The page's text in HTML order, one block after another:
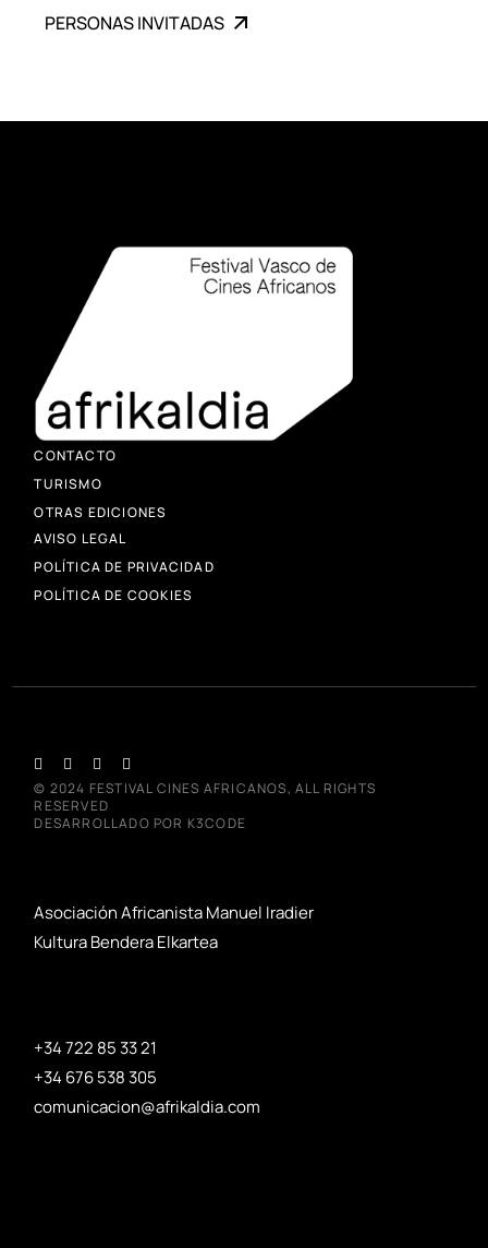
PERSONAS INVITADAS
CONTACTO
TURISMO
OTRAS EDICIONES
AVISO LEGAL
POLÍTICA DE PRIVACIDAD
POLÍTICA DE COOKIES
© 2024 FESTIVAL CINES AFRICANOS, ALL RIGHTS
RESERVED
DESARROLLADO POR K3CODE
Asociación Africanista Manuel Iradier
Kultura Bendera Elkartea
+34 722 85 33 21
+34 676 538 305
comunicacion@afrikaldia.com